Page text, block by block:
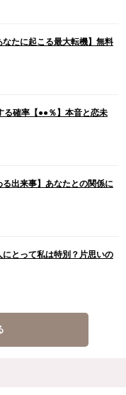
たに起こる最大転機】無料
る確率【●●％】本音と恋未
出来事】あなたとの関係に
とって私は特別？片思いの